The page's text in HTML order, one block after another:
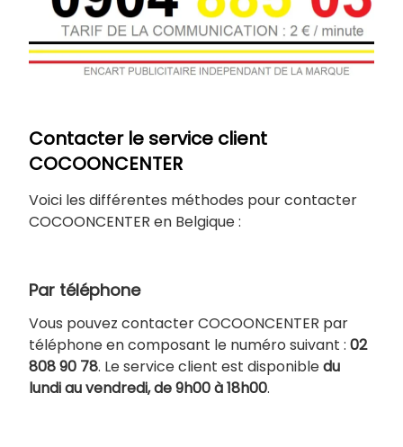
Contacter le service client
COCOONCENTER
Voici les différentes méthodes pour contacter
COCOONCENTER en Belgique :
Par téléphone
Vous pouvez contacter COCOONCENTER par
téléphone en composant le numéro suivant : 02
808 90 78. Le service client est disponibledu
lundi au vendredi, de 9h00 à 18h00.